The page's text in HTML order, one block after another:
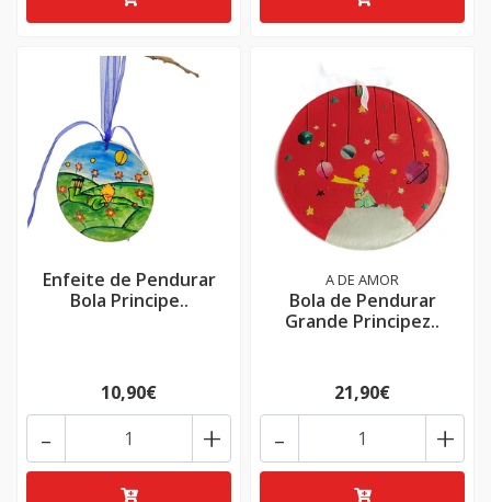
Enfeite de Pendurar
Bola Principe..
10,90€
+
-
A DE AMOR
Bola de Pendurar
Grande Principez..
21,90€
+
-